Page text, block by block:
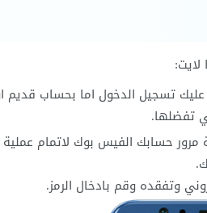
تسجيل الدخول اما بحساب
تفضلها.
حسابك الفيس بوك لاتمام
وتفقده وقم بادخال الرمز.